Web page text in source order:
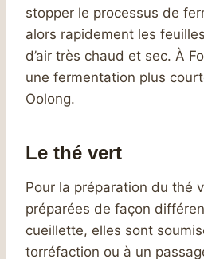
stopper le processus de
alors rapidement les
d’air très chaud et sec. À
une fermentation plus
Oolong.
Le thé vert
Pour la préparation du thé
préparées de façon
cueillette, elles sont
torréfaction ou à un